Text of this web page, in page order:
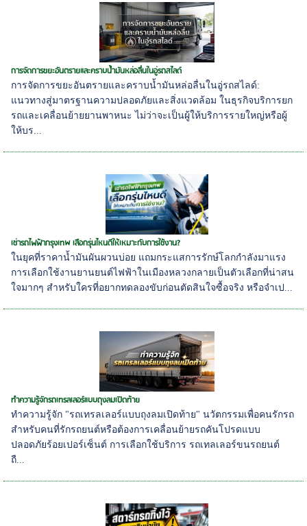
การจัดการขยะอันตรายและคราบน้ำมันหล่อลื่นในอู่รถสไลด์
การจัดการขยะอันตรายและคราบน้ำมันหล่อลื่นในอู่รถสไลด์:
แนวทางสู่มาตรฐานความปลอดภัยและสิ่งแวดล้อม ในธุรกิจบริการยก
รถและเคลื่อนย้ายยานพาหนะ ไม่ว่าจะเป็นผู้ให้บริการรายใหญ่หรือผู้
ให้บร...
เช่ารถไฟฟ้ากรุงเทพ เลือกรุ่นไหนดีให้เหมาะกับการใช้งาน?
ในยุคที่ราคาน้ำมันผันผวนบ่อย แถมกระแสการรักษ์โลกกำลังมาแรง
การเลือกใช้งานยานยนต์ไฟฟ้าในเมืองหลวงกลายเป็นตัวเลือกที่น่าสน
ใจมากๆ สำหรับใครที่อยากทดลองขับก่อนตัดสินใจซื้อจริง หรือจำเป...
ทำความรู้จักรถเทรลเลอร์แบบถุงลมเปิดท้าย
ทำความรู้จัก "รถเทรลเลอร์แบบถุงลมเปิดท้าย" นวัตกรรมเพื่อคนรักรถ
สำหรับคนที่รักรถยนต์หรือต้องการเคลื่อนย้ายรถคันโปรดแบบ
ปลอดภัยร้อยเปอร์เซ็นต์ การเลือกใช้บริการ รถเทลเลอร์ขนรถยนต์
ถื...